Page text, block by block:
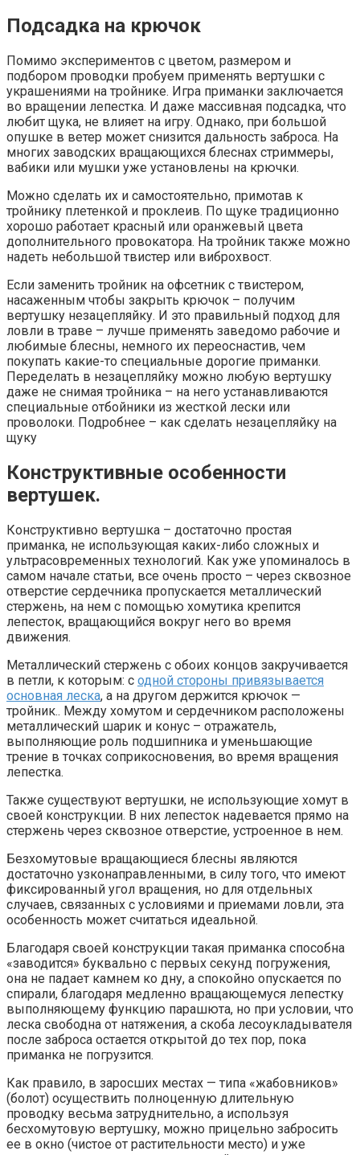
Подсадка на крючок
Помимо экспериментов с цветом, размером и
подбором проводки пробуем применять вертушки с
украшениями на тройнике. Игра приманки заключается
во вращении лепестка. И даже массивная подсадка, что
любит щука, не влияет на игру. Однако, при большой
опушке в ветер может снизится дальность заброса. На
многих заводских вращающихся блеснах стриммеры,
вабики или мушки уже установлены на крючки.
Можно сделать их и самостоятельно, примотав к
тройнику плетенкой и проклеив. По щуке традиционно
хорошо работает красный или оранжевый цвета
дополнительного провокатора. На тройник также можно
надеть небольшой твистер или виброхвост.
Если заменить тройник на офсетник с твистером,
насаженным чтобы закрыть крючок – получим
вертушку незацепляйку. И это правильный подход для
ловли в траве – лучше применять заведомо рабочие и
любимые блесны, немного их переоснастив, чем
покупать какие-то специальные дорогие приманки.
Переделать в незацепляйку можно любую вертушку
даже не снимая тройника – на него устанавливаются
специальные отбойники из жесткой лески или
проволоки. Подробнее – как сделать незацепляйку на
щуку
Конструктивные особенности
вертушек.
Конструктивно вертушка – достаточно простая
приманка, не использующая каких-либо сложных и
ультрасовременных технологий. Как уже упоминалось в
самом начале статьи, все очень просто – через сквозное
отверстие сердечника пропускается металлический
стержень, на нем с помощью хомутика крепится
лепесток, вращающийся вокруг него во время
движения.
Металлический стержень с обоих концов закручивается
в петли, к которым: с одной стороны привязывается
основная леска, а на другом держится крючок —
тройник.. Между хомутом и сердечником расположены
металлический шарик и конус – отражатель,
выполняющие роль подшипника и уменьшающие
трение в точках соприкосновения, во время вращения
лепестка.
Также существуют вертушки, не использующие хомут в
своей конструкции. В них лепесток надевается прямо на
стержень через сквозное отверстие, устроенное в нем.
Безхомутовые вращающиеся блесны являются
достаточно узконаправленными, в силу того, что имеют
фиксированный угол вращения, но для отдельных
случаев, связанных с условиями и приемами ловли, эта
особенность может считаться идеальной.
Благодаря своей конструкции такая приманка способна
«заводится» буквально с первых секунд погружения,
она не падает камнем ко дну, а спокойно опускается по
спирали, благодаря медленно вращающемуся лепестку
выполняющему функцию парашюта, но при условии, что
леска свободна от натяжения, а скоба лесоукладывателя
после заброса остается открытой до тех пор, пока
приманка не погрузится.
Как правило, в заросших местах — типа «жабовников»
(болот) осуществить полноценную длительную
проводку весьма затруднительно, а используя
бесхомутовую вертушку, можно прицельно забросить
ее в окно (чистое от растительности место) и уже